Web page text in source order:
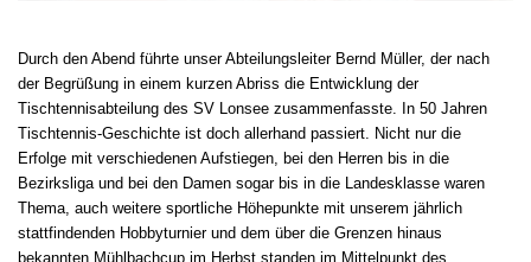
Durch den Abend führte unser Abteilungsleiter Bernd Müller, der nach
der Begrüßung in einem kurzen Abriss die Entwicklung der
Tischtennisabteilung des SV Lonsee zusammenfasste. In 50 Jahren
Tischtennis-Geschichte ist doch allerhand passiert. Nicht nur die
Erfolge mit verschiedenen Aufstiegen, bei den Herren bis in die
Bezirksliga und bei den Damen sogar bis in die Landesklasse waren
Thema, auch weitere sportliche Höhepunkte mit unserem jährlich
stattfindenden Hobbyturnier und dem über die Grenzen hinaus
bekannten Mühlbachcup im Herbst standen im Mittelpunkt des